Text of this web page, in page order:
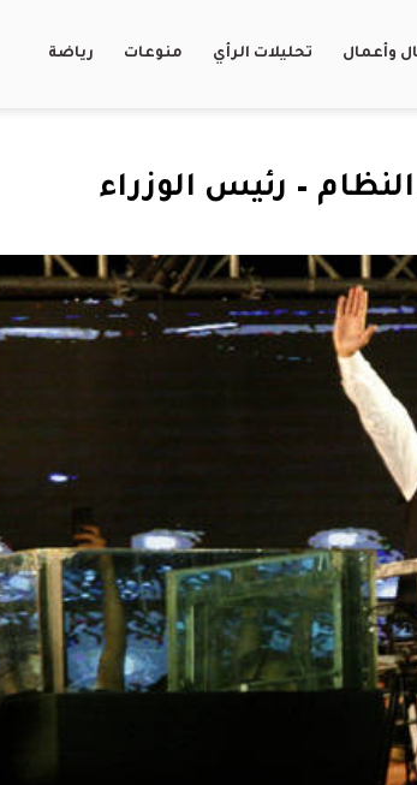
وأعمال تحليلات الرأي منوعات رياضة
– رئيس الوزراء